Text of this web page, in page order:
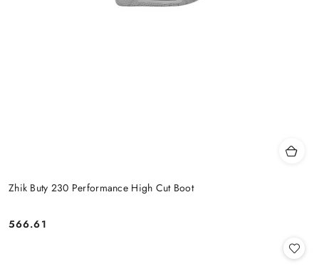
Zhik Buty 230 Performance High Cut Boot
Cena:
566.61